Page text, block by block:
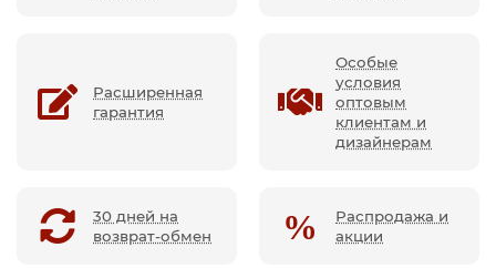
Расширенная
гарантия
Особые
условия
оптовым
клиентам и
дизайнерам
30 дней на
возврат-обмен
Распродажа и
акции